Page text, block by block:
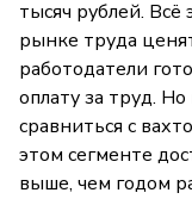
тысяч рублей. Всё
рынке труда
работодатели
оплату за труд.
сравниться с
этом сегменте
выше, чем годом